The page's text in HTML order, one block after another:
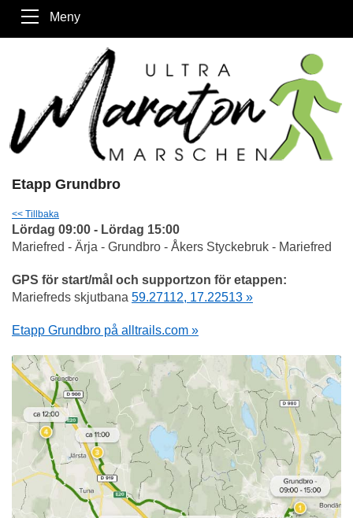
Meny
Etapp Grundbro
<< Tillbaka
Lördag 09:00 - Lördag 15:00
Mariefred - Ärja - Grundbro - Åkers Styckebruk - Mariefred
GPS för start/mål och supportzon för etappen:
Mariefreds skjutbana 59.27112, 17.22513 »
Etapp Grundbro på alltrails.com »